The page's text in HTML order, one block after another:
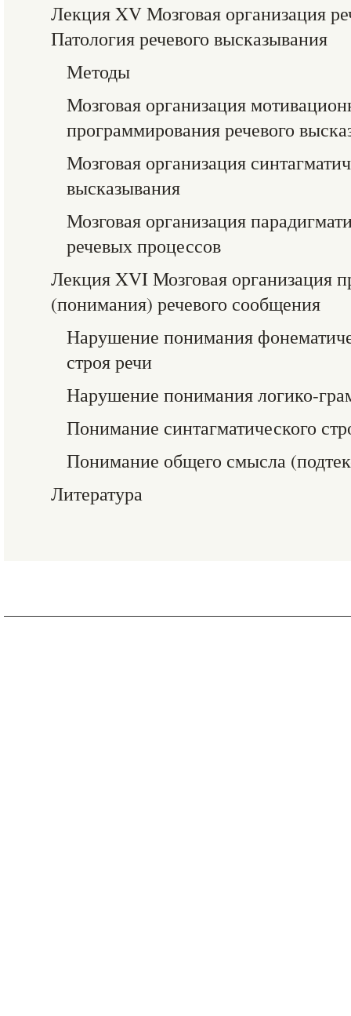
Лекция XV Мозговая организация
Патология речевого высказывания
Методы
Мозговая организация
программирования речевого
Мозговая организация
высказывания
Мозговая организация
речевых процессов
Лекция XVI Мозговая организация
(понимания) речевого сообщения
Нарушение понимания
строя речи
Нарушение понимания логико-
Понимание синтагматического
Понимание общего смысла
Литература